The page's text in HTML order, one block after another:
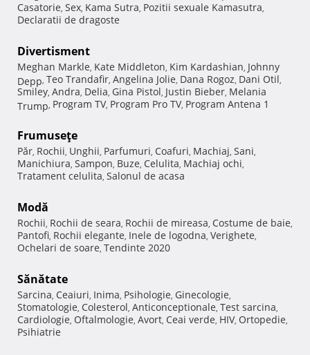
Casatorie, Sex, Kama Sutra, Pozitii sexuale Kamasutra,
Declaratii de dragoste
Divertisment
Meghan Markle, Kate Middleton, Kim Kardashian, Johnny
Depp, Teo Trandafir, Angelina Jolie, Dana Rogoz, Dani Otil,
Smiley, Andra, Delia, Gina Pistol, Justin Bieber, Melania
Trump, Program TV, Program Pro TV, Program Antena 1
Frumuseţe
Păr, Rochii, Unghii, Parfumuri, Coafuri, Machiaj, Sani,
Manichiura, Sampon, Buze, Celulita, Machiaj ochi,
Tratament celulita, Salonul de acasa
Modă
Rochii, Rochii de seara, Rochii de mireasa, Costume de baie,
Pantofi, Rochii elegante, Inele de logodna, Verighete,
Ochelari de soare, Tendinte 2020
Sănătate
Sarcina, Ceaiuri, Inima, Psihologie, Ginecologie,
Stomatologie, Colesterol, Anticonceptionale, Test sarcina,
Cardiologie, Oftalmologie, Avort, Ceai verde, HIV, Ortopedie,
Psihiatrie